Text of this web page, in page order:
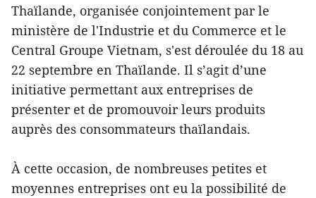
Thaïlande, organisée conjointement par le
ministère de l'Industrie et du Commerce et le
Central Groupe Vietnam, s'est déroulée du 18 au
22 septembre en Thaïlande. Il s’agit d’une
initiative permettant aux entreprises de
présenter et de promouvoir leurs produits
auprès des consommateurs thaïlandais.
À cette occasion, de nombreuses petites et
moyennes entreprises ont eu la possibilité de